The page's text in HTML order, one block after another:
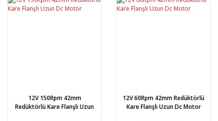
12V 150Rpm 42mm
Redüktörlü Kare Flanşlı Uzun
12V 60Rpm 42mm Redüktörlü
Kare Flanşlı Uzun Dc Motor